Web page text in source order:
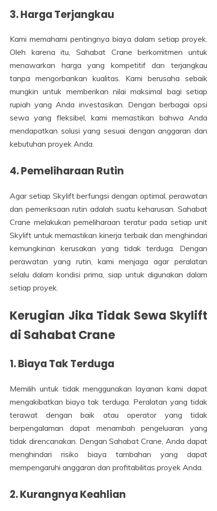
3. Harga Terjangkau
Kami memahami pentingnya biaya dalam setiap proyek.
Oleh karena itu, Sahabat Crane berkomitmen untuk
menawarkan harga yang kompetitif dan terjangkau
tanpa mengorbankan kualitas. Kami berusaha sebaik
mungkin untuk memberikan nilai maksimal bagi setiap
rupiah yang Anda investasikan. Dengan berbagai opsi
sewa yang fleksibel, kami memastikan bahwa Anda
mendapatkan solusi yang sesuai dengan anggaran dan
kebutuhan proyek Anda.
4. Pemeliharaan Rutin
Agar setiap Skylift berfungsi dengan optimal, perawatan
dan pemeriksaan rutin adalah suatu keharusan. Sahabat
Crane melakukan pemeliharaan teratur pada setiap unit
Skylift untuk memastikan kinerja terbaik dan menghindari
kemungkinan kerusakan yang tidak terduga. Dengan
perawatan yang rutin, kami menjaga agar peralatan
selalu dalam kondisi prima, siap untuk digunakan dalam
setiap proyek.
Kerugian Jika Tidak Sewa Skylift
di Sahabat Crane
1. Biaya Tak Terduga
Memilih untuk tidak menggunakan layanan kami dapat
mengakibatkan biaya tak terduga. Peralatan yang tidak
terawat dengan baik atau operator yang tidak
berpengalaman dapat menambah pengeluaran yang
tidak direncanakan. Dengan Sahabat Crane, Anda dapat
menghindari risiko biaya tambahan yang dapat
mempengaruhi anggaran dan profitabilitas proyek Anda.
2. Kurangnya Keahlian